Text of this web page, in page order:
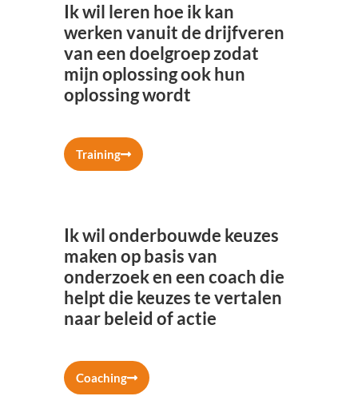
Ik wil leren hoe ik kan
werken vanuit de drijfveren
van een doelgroep zodat
mijn oplossing ook hun
oplossing wordt
Training
Ik wil onderbouwde keuzes
maken op basis van
onderzoek en een coach die
helpt die keuzes te vertalen
naar beleid of actie
Coaching